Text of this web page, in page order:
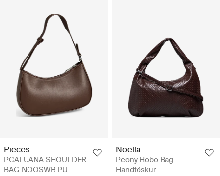
Pieces
PCALUANA SHOULDER
BAG NOOSWB PU -
Noella
Peony Hobo Bag -
Handtöskur